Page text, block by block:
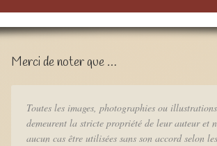
Merci de noter que …
Toutes les images, photographies ou
demeurent la stricte propriété de leur auteur et
aucun cas être utilisées sans son accord selon